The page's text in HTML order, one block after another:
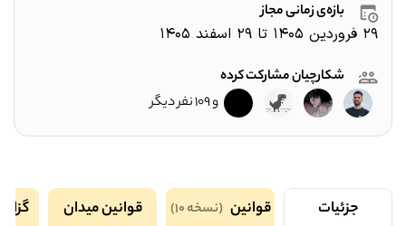
بازه‌ی زمانی مجاز
۲۹ فروردین ۱۴۰۵
تا ۲۹ اسفند ۱۴۰۵
شکارچیان مشارکت کرده
و ۱۰۹ نفر دیگر
جزئیات قوانین (نسخه ۱۰) قوانین میدان